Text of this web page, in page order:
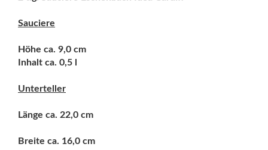
Sauciere
Höhe ca. 9,0 cm
Inhalt ca. 0,5 l
Unterteller
Länge ca. 22,0 cm
Breite ca. 16,0 cm